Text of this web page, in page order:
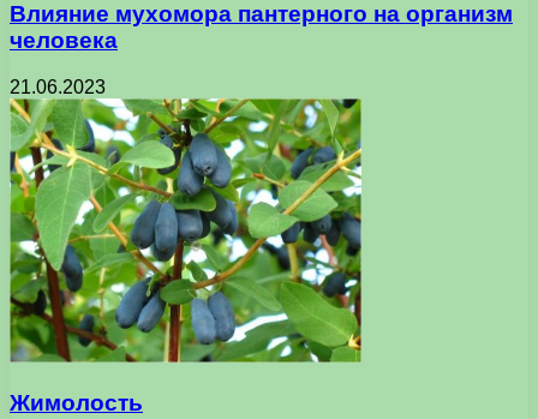
Влияние мухомора пантерного на организм
человека
21.06.2023
Жимолость